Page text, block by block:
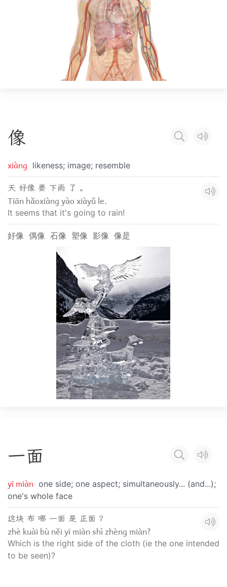
像
xiàng likeness; image; resemble
天 好像 要 下雨 了 。
Tiān hǎoxiàng yào xiàyǔ le.
It seems that it's going to rain!
好像 偶像 石像 塑像 影像 像是
一面
yī miàn one side; one aspect; simultaneously... (and...);
one's whole face
这块 布 哪 一面 是 正面 ？
zhè kuài bù něi yī miàn shì zhèng miàn?
Which is the right side of the cloth (ie the one intended
to be seen)?